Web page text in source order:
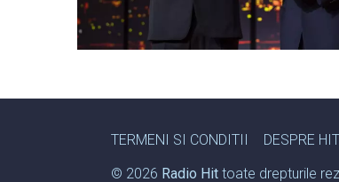
TERMENI SI CONDITII DESPRE HIT
© 2026 Radio Hit toate drepturile